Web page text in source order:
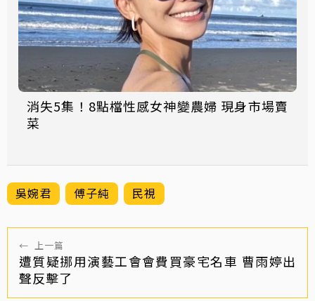
消失5集！8點檔性感女神變農婦 現身市場賣
菜
吳婉君 傅子純 民視
← 上一篇
遭質疑挪用演藝工會會費買豪宅名車 曹雨婷出
聲反擊了